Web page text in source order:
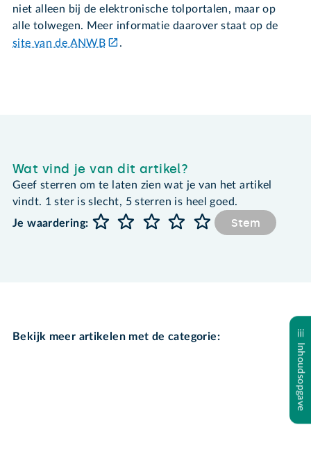
niet alleen bij de elektronische tolportalen, maar op
alle tolwegen. Meer informatie daarover staat op de
site van de ANWB
.
Inhoudsopgave
Wat vind je van dit artikel?
Geef sterren om te laten zien wat je van het artikel
vindt. 1 ster is slecht, 5 sterren is heel goed.
Je waardering:
Stem
Bekijk meer artikelen met de categorie: